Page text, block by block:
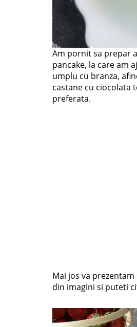
Am pornit sa prepar
pancake, la care am
umplu cu branza,
castane cu ciocolata
preferata.
Mai jos va
din imagini si puteti